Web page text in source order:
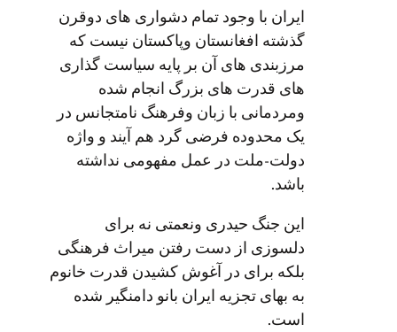
ایران با وجود تمام دشواری های دوقرن
گذشته افغانستان وپاکستان نیست که
مرزبندی های آن بر پایه سیاست گذاری
های قدرت های بزرگ انجام شده
ومردمانی با زبان وفرهنگ نامتجانس در
یک محدوده فرضی گرد هم آیند و واژه
دولت-ملت در عمل مفهومی نداشته
باشد.
این جنگ حیدری ونعمتی نه برای
دلسوزی از دست رفتن میراث فرهنگی
بلکه برای در آغوش کشیدن قدرت خانوم
به بهای تجزیه ایران بانو دامنگیر شده
است.